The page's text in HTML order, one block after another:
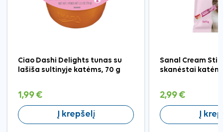
Ciao Dashi Delights tunas su
lašiša sultinyje katėms, 70 g
1,99 €
Į krepšelį
Sanal Cream
skanėstai
2,99 €
Į